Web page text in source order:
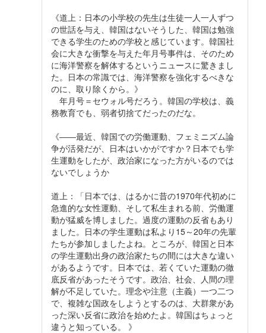
《道上：日本の小学校の先生は生徒一人一人ずつ
の世話を与え、韓国はないそうした、韓国は勉強
できる学生のための学校と感じています。韓国社
会に大きな衝撃を与えた年月号事件は、そのため
に海洋警察を解体するというニュースに驚きまし
た。日本の常識では、海洋警察を強化するべきな
のに、取り除くから。》
年月号＝セウォル号だろう。韓国の学校は、義
務教育でも、弱者切捨てだったのだな。
《――最近、韓国での労働運動、フェミニズム論
争が活発だが、日本はいかがですか？日本でも学
生運動をしたが、政治家になった方がいるのでは
ないでしょうか
道上：「日本では、はるかに昔の1970年代初めに
急進的な女性運動、そして私生まれる前、労働運
動が猛威を博しました。過度の運動の反省もあり
ました。日本の学生運動は私より15～20年の先輩
たちが参加しましたよね。ところが、韓国と日本
の学生運動出身の政治家たちの間には大きな違い
があるようです。日本では、若くていた運動の徹
底反省があったそうです。政治、社会、人間の理
解が不足していた。理念や注意（主義）一つ二つ
で、複雑な国政をしようとするのは、大群衆があ
った深い反省に政治を始めたよ。韓国はちょっと
違うと知っている。 》